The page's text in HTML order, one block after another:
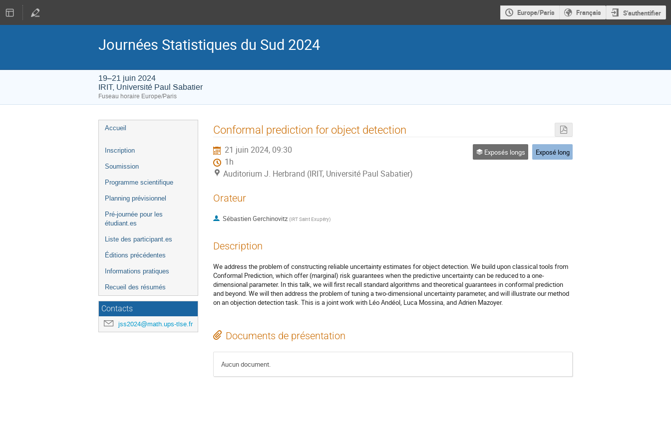
Europe/Paris Français S'authentifier
Journées Statistiques du Sud 2024
19–21 juin 2024
IRIT, Université Paul Sabatier
Fuseau horaire Europe/Paris
Menu
l'événement
Accueil
Inscription
Soumission
Programme scientifique
Planning prévisionnel
Pré-journée pour les
étudiant.es
Liste des participant.es
Éditions précédentes
Informations pratiques
Recueil des résumés
Contacts
jss2024@math.ups-tlse.fr
Conformal prediction for object detection
21 juin 2024, 09:30
1h
Auditorium J. Herbrand (IRIT, Université Paul Sabatier)
Exposés longs Exposé long
Orateur
Sébastien Gerchinovitz (IRT Saint Exupéry)
Description
We address the problem of constructing reliable uncertainty estimates for object detection. We build upon classical tools from
Conformal Prediction, which offer (marginal) risk guarantees when the predictive uncertainty can be reduced to a one-
dimensional parameter. In this talk, we will first recall standard algorithms and theoretical guarantees in conformal prediction
and beyond. We will then address the problem of tuning a two-dimensional uncertainty parameter, and will illustrate our method
on an objection detection task. This is a joint work with Léo Andéol, Luca Mossina, and Adrien Mazoyer.
Documents de présentation
Aucun document.